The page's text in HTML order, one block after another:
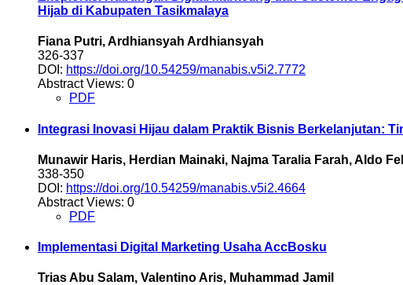
Hijab di Kabupaten Tasikmalaya
Fiana Putri, Ardhiansyah Ardhiansyah
326-337
DOI: https://doi.org/10.54259/manabis.v5i2.7772
Abstract Views: 0
PDF
Integrasi Inovasi Hijau dalam Praktik Bisnis Berkelanjutan:
Munawir Haris, Herdian Mainaki, Najma Taralia Farah, Aldo
338-350
DOI: https://doi.org/10.54259/manabis.v5i2.4664
Abstract Views: 0
PDF
Implementasi Digital Marketing Usaha AccBosku
Trias Abu Salam, Valentino Aris, Muhammad Jamil